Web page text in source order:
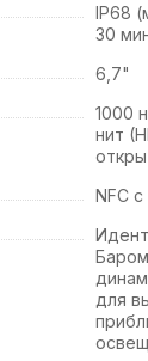
IP68
30
6,7"
1000
нит
NFC
для